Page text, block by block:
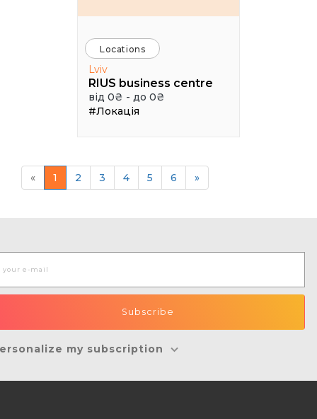
Locations
Lviv
RIUS business centre
від 0₴ - до 0₴
#Локація
« 1 2 3 4 5 6 »
my subscription